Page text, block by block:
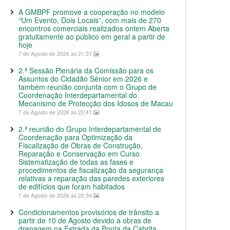
A GMBPF promove a cooperação no modelo
“Um Evento, Dois Locais”, com mais de 270
encontros comerciais realizados ontem Aberta
gratuitamente ao público em geral a partir de
hoje
7 de Agosto de 2026 às 21:31
2.ª Sessão Plenária da Comissão para os
Assuntos do Cidadão Sénior em 2026 e
também reunião conjunta com o Grupo de
Coordenação Interdepartamental do
Mecanismo de Protecção dos Idosos de Macau
7 de Agosto de 2026 às 20:41
2.ª reunião do Grupo Interdepartamental de
Coordenação para Optimização da
Fiscalização de Obras de Construção,
Reparação e Conservação em Curso
Sistematização de todas as fases e
procedimentos de fiscalização da segurança
relativas a reparação das paredes exteriores
de edifícios que foram habitados
7 de Agosto de 2026 às 20:34
Condicionamentos provisórios de trânsito a
partir de 10 de Agosto devido a obras de